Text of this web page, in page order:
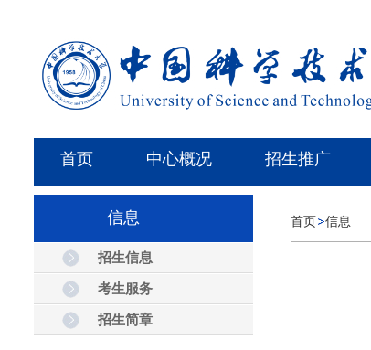
首页 中心概况 招生推广
信息
招生信息
考生服务
招生简章
首页 信息